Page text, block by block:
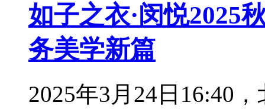
如子之衣·闵悦2025
务美学新篇
2025年3月24日16:40